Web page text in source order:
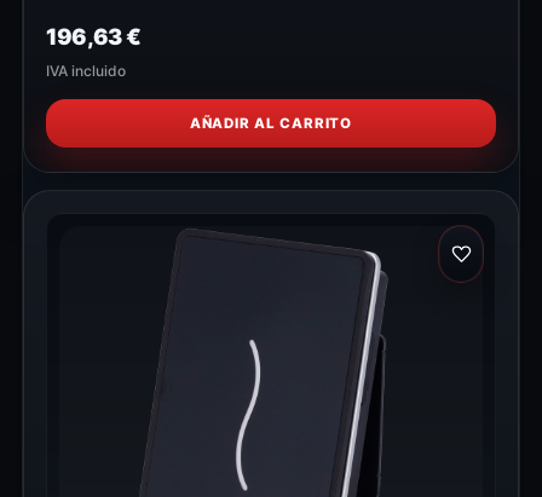
196,63€
IVA incluido
AÑADIR AL CARRITO